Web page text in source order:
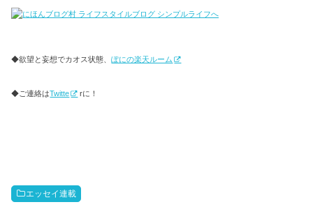
◆欲望と妄想でカオス状態、ぽにの楽天ルーム
◆ご連絡はTwitte rに！
エッセイ連載